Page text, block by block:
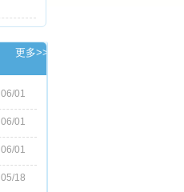
更多>>
06/01
06/01
06/01
05/18